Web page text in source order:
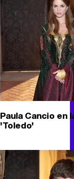
Paula Cancio en
'Toledo'